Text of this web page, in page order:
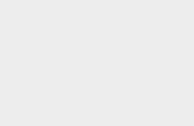
privatne i poslovne korisnike
i kojom se određuju
društvu Hrvatski
povezanom društvu Iskon
sa značajnom tržišnom
a u svrhu provedbe
od 18. lipnja do 23. srpnja 2014.